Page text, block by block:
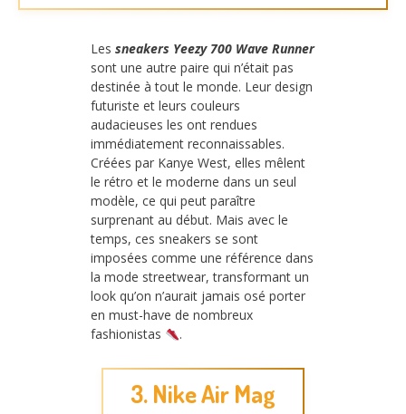
Les sneakers Yeezy 700 Wave Runner
sont une autre paire qui n’était pas
destinée à tout le monde. Leur design
futuriste et leurs couleurs
audacieuses les ont rendues
immédiatement reconnaissables.
Créées par Kanye West, elles mêlent
le rétro et le moderne dans un seul
modèle, ce qui peut paraître
surprenant au début. Mais avec le
temps, ces sneakers se sont
imposées comme une référence dans
la mode streetwear, transformant un
look qu’on n’aurait jamais osé porter
en must-have de nombreux
fashionistas
.
3. Nike Air Mag